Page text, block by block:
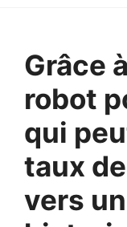
Grâce
robot
qui
taux
vers